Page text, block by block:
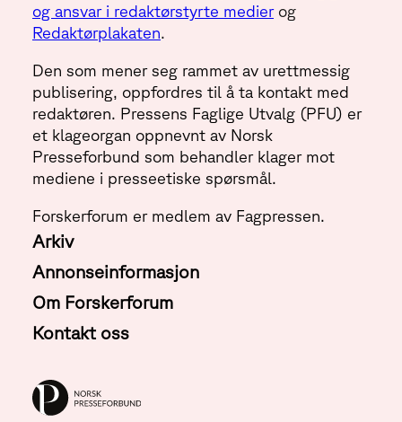
og ansvar i redaktørstyrte medierog
Redaktørplakaten.
Den som mener seg rammet av urettmessig
publisering, oppfordres til å ta kontakt med
redaktøren. Pressens Faglige Utvalg (PFU) er
et klageorgan oppnevnt av Norsk
Presseforbund som behandler klager mot
mediene i presseetiske spørsmål.
Forskerforum er medlem av Fagpressen.
Arkiv
Annonseinformasjon
Om Forskerforum
Kontakt oss